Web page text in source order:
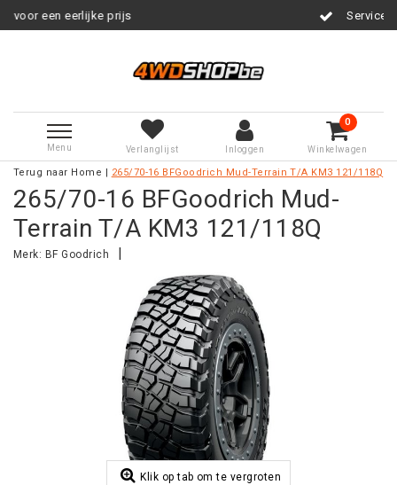
eerlijke prijs Service na verkoop
Menu Verlanglijst Inloggen
0
Winkelwagen
Terug naar Home 265/70-16 BFGoodrich Mud-Terrain T/A KM3 121/118Q
265/70-16 BFGoodrich Mud-
Terrain T/A KM3 121/118Q
Merk: BF Goodrich
Klik op tab om te vergroten